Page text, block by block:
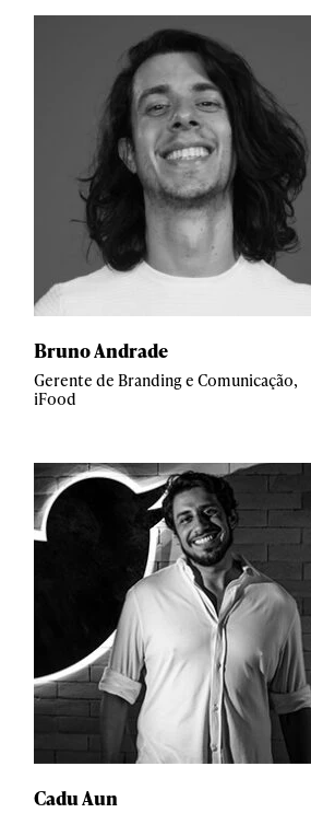
Bruno Andrade
Gerente de Branding e Comunicação,
iFood
Cadu Aun